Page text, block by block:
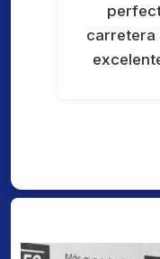
carretera